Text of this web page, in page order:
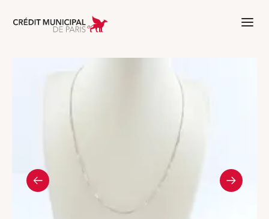
Aller à l'accueil de Crédit Municipal